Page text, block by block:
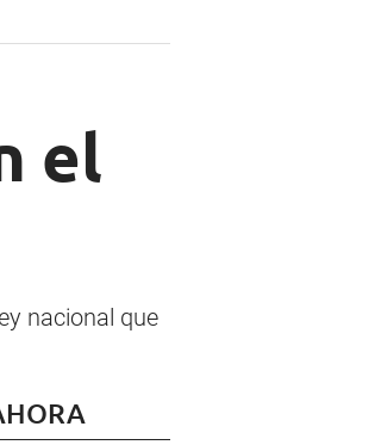
el
nacional que